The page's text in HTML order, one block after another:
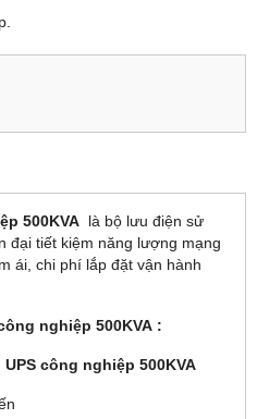
500KVA là bộ lưu điện sử
đại tiết kiệm năng lượng mạng
ái, chi phí lắp đặt vận hành
nghiệp 500KVA :
công nghiệp 500KVA